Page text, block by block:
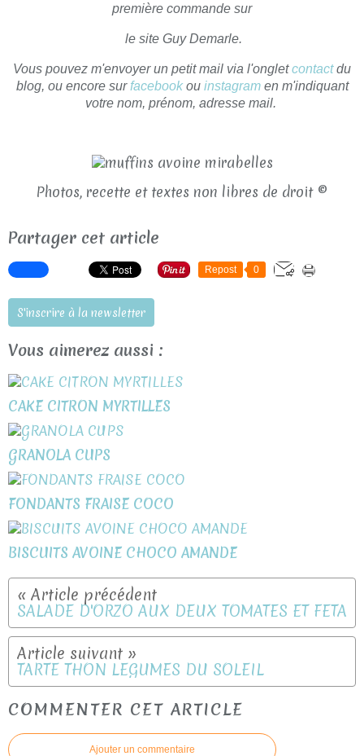
première commande sur
le site Guy Demarle.
Vous pouvez m'envoyer un petit mail via l'ongletcontactdu
blog, ou encore sur facebookou instagram en m'indiquant
votre nom, prénom, adresse mail.
Photos, recette et textes non libres de droit ©
Partager cet article
Repost 0
S'inscrire à la newsletter
Vous aimerez aussi :
CAKE CITRON MYRTILLES
GRANOLA CUPS
FONDANTS FRAISE COCO
BISCUITS AVOINE CHOCO AMANDE
SALADE D'ORZO AUX DEUX TOMATES ET FETA
TARTE THON LÉGUMES DU SOLEIL
COMMENTER CET ARTICLE
Ajouter un commentaire